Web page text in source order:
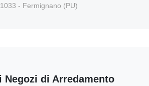
- Fermignano (PU)
Negozi di Arredamento